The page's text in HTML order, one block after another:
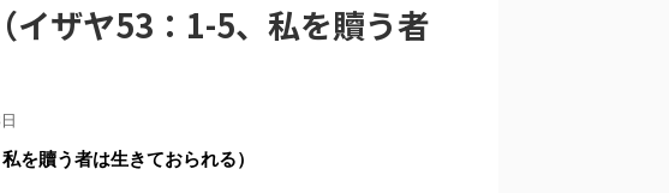
ザヤ53：1-5、私を贖う者
を贖う者は生きておられる）